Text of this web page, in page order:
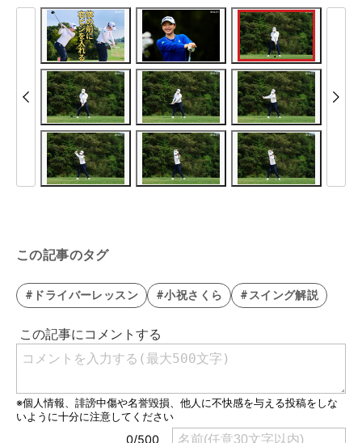
この記事のタグ
#ドライバーレッスン #小祝さくら #スイング解説